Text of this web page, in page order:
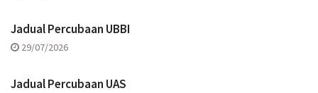
Jadual Percubaan UBBI
29/07/2026
Jadual Percubaan UAS